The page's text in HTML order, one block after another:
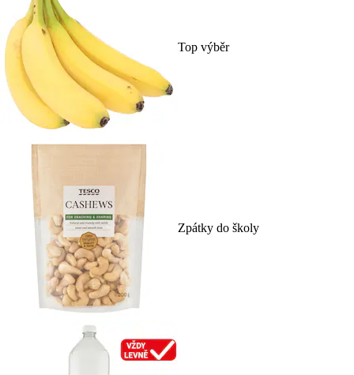
Top výběr
Zpátky do školy